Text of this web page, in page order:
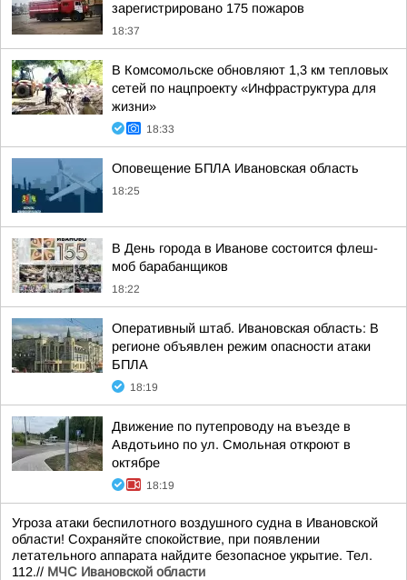
зарегистрировано 175 пожаров
18:37
В Комсомольске обновляют 1,3 км тепловых
сетей по нацпроекту «Инфраструктура для
жизни»
18:33
Оповещение БПЛА Ивановская область
18:25
В День города в Иванове состоится флеш-
моб барабанщиков
18:22
Оперативный штаб. Ивановская область: В
регионе объявлен режим опасности атаки
БПЛА
18:19
Движение по путепроводу на въезде в
Авдотьино по ул. Смольная откроют в
октябре
18:19
Угроза атаки беспилотного воздушного судна в Ивановской
области! Сохраняйте спокойствие, при появлении
летательного аппарата найдите безопасное укрытие. Тел.
112.// МЧС Ивановской области